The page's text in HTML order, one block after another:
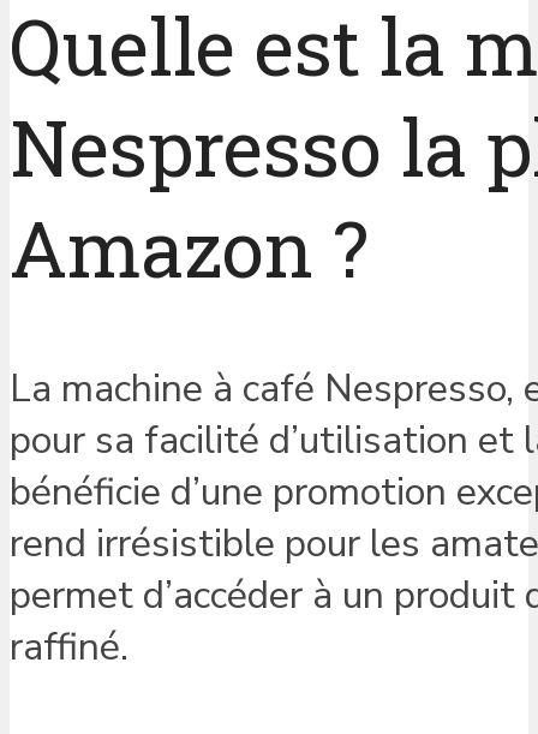
Quelle est la
Nespresso la
Amazon ?
La machine à café
pour sa facilité d’utilisation et
bénéficie d’une promotion
rend irrésistible pour les
permet d’accéder à un
raffiné.